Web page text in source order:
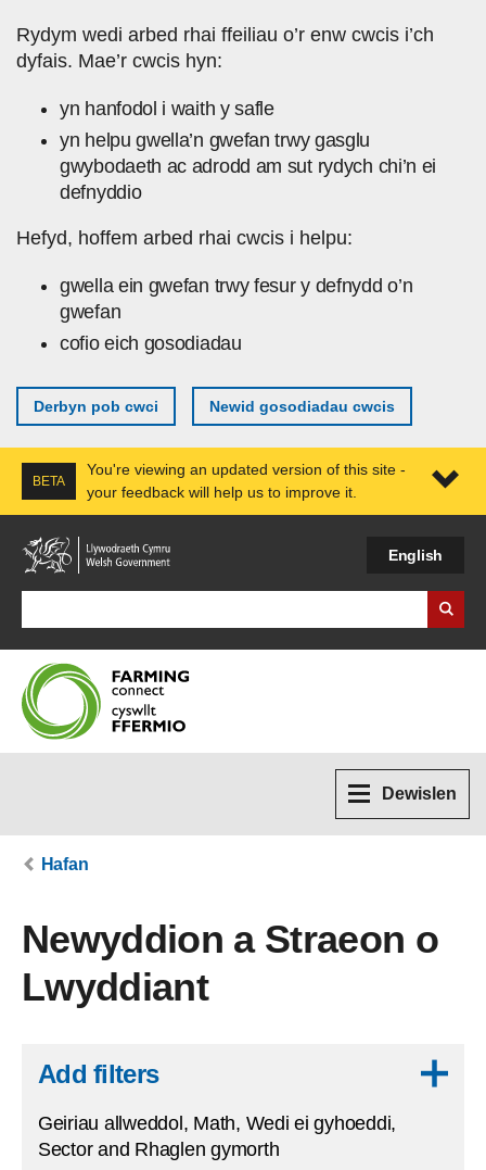
Rydym wedi arbed rhai ffeiliau o’r enw cwcis i’ch
dyfais. Mae’r cwcis hyn:
yn hanfodol i waith y safle
yn helpu gwella’n gwefan trwy gasglu
gwybodaeth ac adrodd am sut rydych chi’n ei
defnyddio
Hefyd, hoffem arbed rhai cwcis i helpu:
gwella ein gwefan trwy fesur y defnydd o’n
gwefan
cofio eich gosodiadau
Derbyn pob cwci Newid gosodiadau cwcis
BETA
You're viewing an updated version of this site -
your feedback will help us to improve it.
English
Dewislen
Hafan
Newyddion a Straeon o
Lwyddiant
Add filters
Geiriau allweddol, Math, Wedi ei gyhoeddi,
Sector and Rhaglen gymorth